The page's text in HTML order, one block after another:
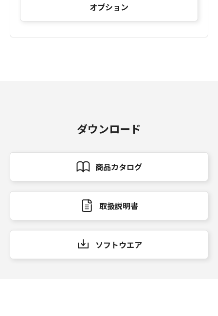
オプション
ダウンロード
商品カタログ
取扱説明書
ソフトウエア